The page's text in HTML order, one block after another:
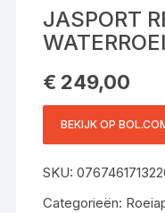
JASPORT
LCD-
€ 249,00
BEKIJK OP
SKU:
Categorieën: